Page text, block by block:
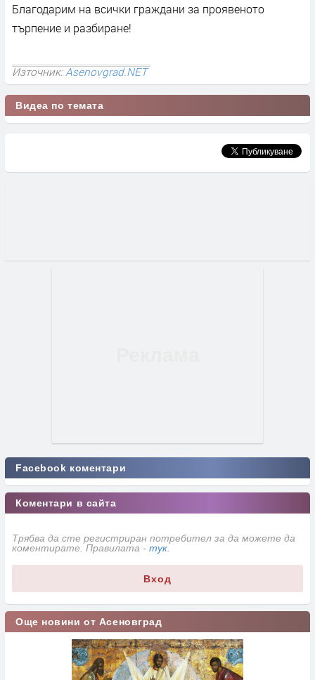
Благодарим на всички граждани за проявеното
търпение и разбиране!
Източник:Asenovgrad.NET
Видеа по темата
Facebook коментари
Коментари в сайта
Трябва да сте регистриран потребител за да можете да
коментирате. Правилата - тук
Вход
Още новини от Асеновград